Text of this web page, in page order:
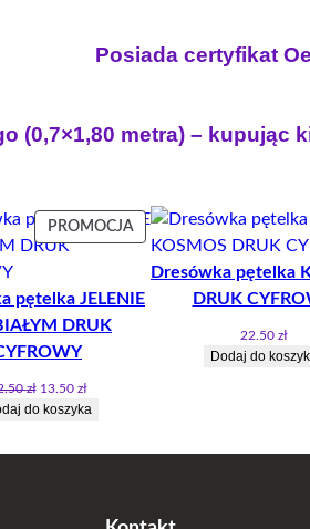
Posiada certyfikat
(0,7×1,80 metra) – kupując
PROMOCJAPRODUKT
PROMOCJI
pętelka JELENIE
DRUK
zł Pierwotna
cena
13.50 złAktualna
cena
do koszyka
Dresówka pętelka
DRUK
22.50 zł
Dodaj do